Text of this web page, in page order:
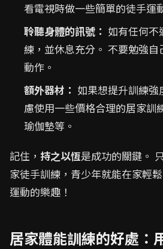
看電視時做一些簡單的徒手運
聆聽身體的訊號： 如有任何不
練，並休息充分。 不要勉強
動作。
額外器材： 如果想提升訓練
慮使用一些價格合理的居家訓
瑜伽墊等。
記住， 持之以恆是成功的關鍵。
家徒手訓練，青少年就能在家輕
運動的樂趣！
居家體能訓練的好處：